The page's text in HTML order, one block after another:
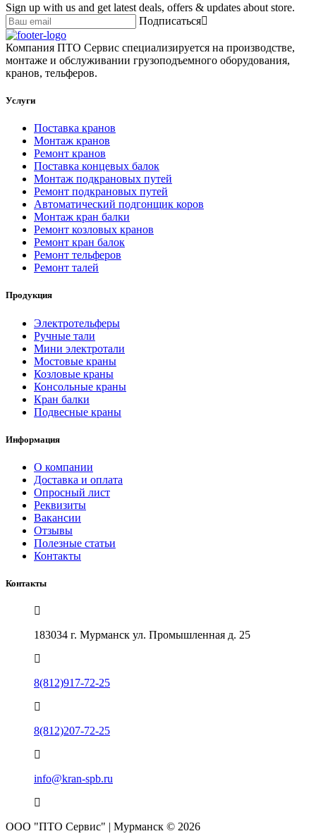
Sign up with us and get latest deals, offers & updates about store.
Подписаться
Компания ПТО Сервис специализируется на производстве,
монтаже и обслуживании грузоподъемного оборудования,
кранов, тельферов.
Услуги
Поставка кранов
Монтаж кранов
Ремонт кранов
Поставка концевых балок
Монтаж подкрановых путей
Ремонт подкрановых путей
Автоматический подгонщик коров
Монтаж кран балки
Ремонт козловых кранов
Ремонт кран балок
Ремонт тельферов
Ремонт талей
Продукция
Электротельферы
Ручные тали
Мини электротали
Мостовые краны
Козловые краны
Консольные краны
Кран балки
Подвесные краны
Информация
О компании
Доставка и оплата
Опросный лист
Реквизиты
Вакансии
Отзывы
Полезные статьи
Контакты
Контакты
183034 г. Мурманск ул. Промышленная д. 25
8(812)917-72-25
8(812)207-72-25
info@kran-spb.ru
ООО "ПТО Сервис" | Мурманск © 2026